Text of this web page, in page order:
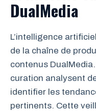
DualMedia
L’intelligence
de la chaîne de
contenus
curation analysent
identifier les
pertinents. Cette